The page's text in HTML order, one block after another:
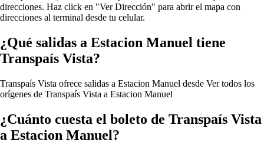
direcciones. Haz click en "Ver Dirección" para abrir el mapa con
direcciones al terminal desde tu celular.
¿Qué salidas a Estacion Manuel tiene
Transpaís Vista?
Transpaís Vista ofrece salidas a Estacion Manuel desde Ver todos los
orígenes de Transpaís Vista a Estacion Manuel
¿Cuánto cuesta el boleto de Transpaís Vista
a Estacion Manuel?